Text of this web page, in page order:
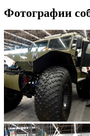
Фотографии